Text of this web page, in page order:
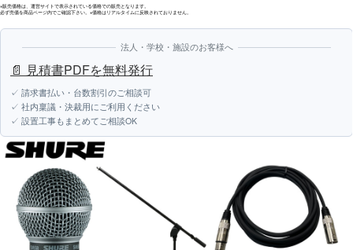
※販売価格は、運営サイトで表示されている価格での販売となります。
必ず売価を商品ページ内でご確認下さい。※価格はリアルタイムに反映されておりません。
法人・学校・施設のお客様へ
📄 見積書PDFを無料発行
✓ 請求書払い・台数割引のご相談可
✓ 社内稟議・決裁用にご利用ください
✓ 設置工事もまとめてご相談OK